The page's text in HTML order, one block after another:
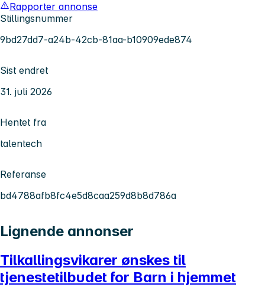
Rapporter annonse
Stillingsnummer
9bd27dd7-a24b-42cb-81aa-b10909ede874
Sist endret
31. juli 2026
Hentet fra
talentech
Referanse
bd4788afb8fc4e5d8caa259d8b8d786a
Lignende annonser
Tilkallingsvikarer ønskes til
tjenestetilbudet for Barn i hjemmet